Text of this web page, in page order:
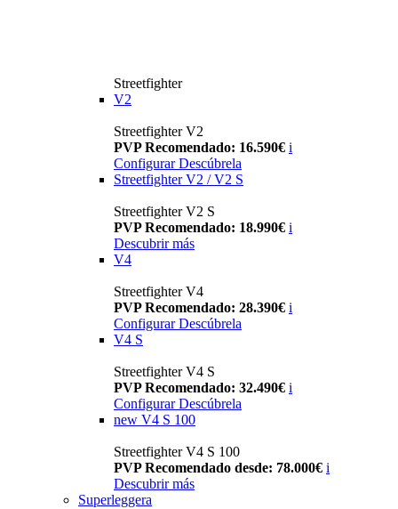
Streetfighter
V2
Streetfighter V2
PVP Recomendado: 16.590€ i
Configurar Descúbrela
Streetfighter V2 / V2 S
Streetfighter V2 S
PVP Recomendado: 18.990€ i
Descubrir más
V4
Streetfighter V4
PVP Recomendado: 28.390€ i
Configurar Descúbrela
V4 S
Streetfighter V4 S
PVP Recomendado: 32.490€ i
Configurar Descúbrela
new V4 S 100
Streetfighter V4 S 100
PVP Recomendado desde: 78.000€ i
Descubrir más
Superleggera